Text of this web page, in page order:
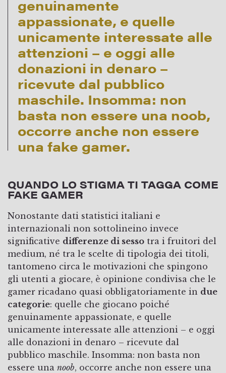
genuinamente
appassionate, e quelle
unicamente interessate alle
attenzioni – e oggi alle
donazioni in denaro –
ricevute dal pubblico
maschile. Insomma: non
basta non essere una noob,
occorre anche non essere
una fake gamer.
QUANDO LO STIGMA TI TAGGA COME
FAKE GAMER
Nonostante dati statistici italiani e
internazionali non sottolineino invece
significative differenze di sesso tra i fruitori del
medium, né tra le scelte di tipologia dei titoli,
tantomeno circa le motivazioni che spingono
gli utenti a giocare, è opinione condivisa che le
gamer ricadano quasi obbligatoriamente in due
categorie: quelle che giocano poiché
genuinamente appassionate, e quelle
unicamente interessate alle attenzioni – e oggi
alle donazioni in denaro – ricevute dal
pubblico maschile. Insomma: non basta non
essere una noob, occorre anche non essere una